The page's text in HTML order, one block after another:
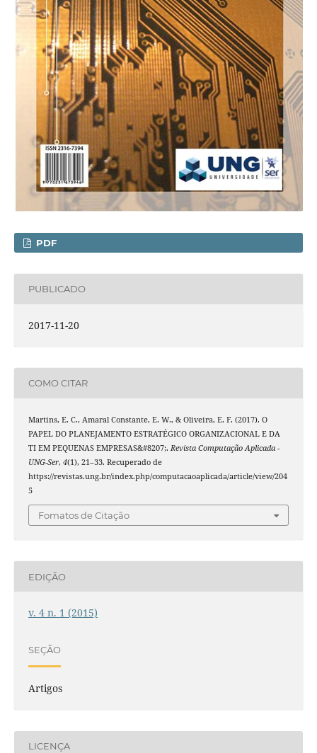
PDF
PUBLICADO
2017-11-20
COMO CITAR
Martins, E. C., Amaral Constante, E. W., & Oliveira, E. F. (2017). O
PAPEL DO PLANEJAMENTO ESTRATÉGICO ORGANIZACIONAL E DA
TI EM PEQUENAS EMPRESAS&#8207;. Revista Computação Aplicada -
UNG-Ser, 4(1), 21–33. Recuperado de
https://revistas.ung.br/index.php/computacaoaplicada/article/view/204
5
Fomatos de Citação
EDIÇÃO
v. 4 n. 1 (2015)
SEÇÃO
Artigos
LICENÇA